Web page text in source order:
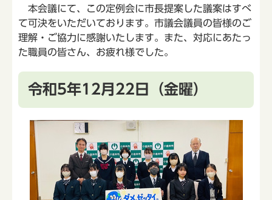
本会議にて、この定例会に市長提案した議案はすべ
て可決をいただいております。市議会議員の皆様のご
理解・ご協力に感謝いたします。また、対応にあたっ
た職員の皆さん、お疲れ様でした。
令和5年12月22日（金曜）